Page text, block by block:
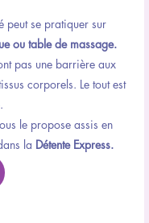
peut se pratiquer sur
ou table de massage.
pas une barrière aux
corporels. Le tout est
le propose assis en
la Détente Express.